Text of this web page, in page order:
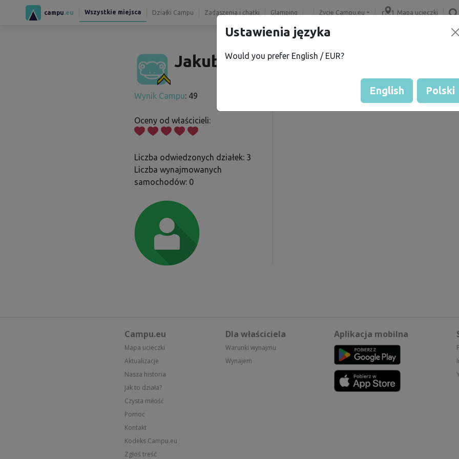
campu .eu Wszystkie miejsca Działki Campu Zadaszenia i chatki Glamping Życie Campu.eu Mapa ucieczki
Jakub K.
Wynik Campu: 49
Oceny od właścicieli:
Liczba odwiedzonych działek: 3
Liczba wynajmowanych
samochodów: 0
Campu.eu
Mapa ucieczki
Aktualizacje
Nasza historia
Jak to działa?
Czysta miłość
Pomoc
Kontakt
Kodeks Campu.eu
Zgłoś treść
Dla właściciela
Warunki wynajmu
Wynajem
Aplikacja mobilna
Ustawienia języka
Would you prefer English / EUR?
English Polski